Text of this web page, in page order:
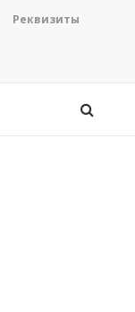
Реквизиты